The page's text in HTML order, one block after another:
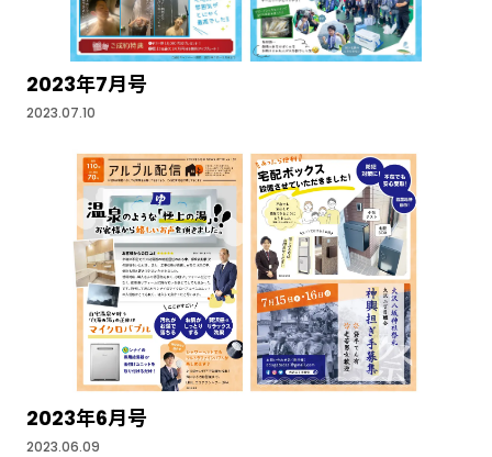
2023年7月号
2023.07.10
2023年6月号
2023.06.09